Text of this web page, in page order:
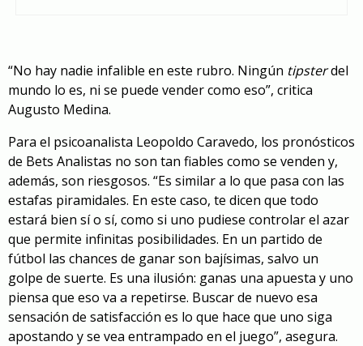
“No hay nadie infalible en este rubro. Ningún tipsterdel
mundo lo es, ni se puede vender como eso”, critica
Augusto Medina.
Para el psicoanalista Leopoldo Caravedo, los pronósticos
de Bets Analistas no son tan fiables como se venden y,
además, son riesgosos. “Es similar a lo que pasa con las
estafas piramidales. En este caso, te dicen que todo
estará bien sí o sí, como si uno pudiese controlar el azar
que permite infinitas posibilidades. En un partido de
fútbol las chances de ganar son bajísimas, salvo un
golpe de suerte. Es una ilusión: ganas una apuesta y uno
piensa que eso va a repetirse. Buscar de nuevo esa
sensación de satisfacción es lo que hace que uno siga
apostando y se vea entrampado en el juego”, asegura.